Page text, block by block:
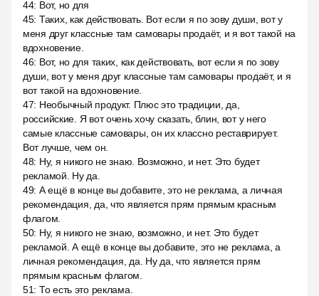
44: Вот, но для
45: Таких, как действовать. Вот если я по зову души, вот у
меня друг классные там самовары продаёт, и я вот такой на
вдохновение.
46: Вот, но для таких, как действовать, вот если я по зову
души, вот у меня друг классные там самовары продаёт, и я
вот такой на вдохновение.
47: Необычный продукт. Плюс это традиции, да,
российские. Я вот очень хочу сказать, блин, вот у него
самые классные самовары, он их классно реставрирует.
Вот лучше, чем он.
48: Ну, я никого не знаю. Возможно, и нет. Это будет
рекламой. Ну да.
49: А ещё в конце вы добавите, это не реклама, а личная
рекомендация, да, что является прям прямым красным
флагом.
50: Ну, я никого не знаю, возможно, и нет. Это будет
рекламой. А ещё в конце вы добавите, это не реклама, а
личная рекомендация, да. Ну да, что является прям
прямым красным флагом.
51: То есть это реклама.